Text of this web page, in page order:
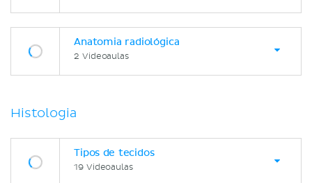
Anatomia radiológica
2 Videoaulas
Histologia
Tipos de tecidos
19 Videoaulas